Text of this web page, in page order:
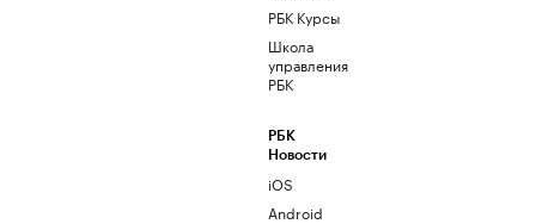
РБК Курсы
Школа
управления
РБК
РБК
Новости
iOS
Android